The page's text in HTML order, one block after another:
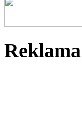
Reklama